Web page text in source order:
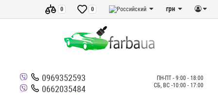
грн
0
0
0969352593
0662035484
ПН-ПТ - 9:00 - 18:00
СБ, ВС -10:00 - 17:00